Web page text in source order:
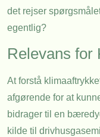
det rejser
egentlig?
Relevans for
At forstå
afgørende for at
bidrager til en
kilde til